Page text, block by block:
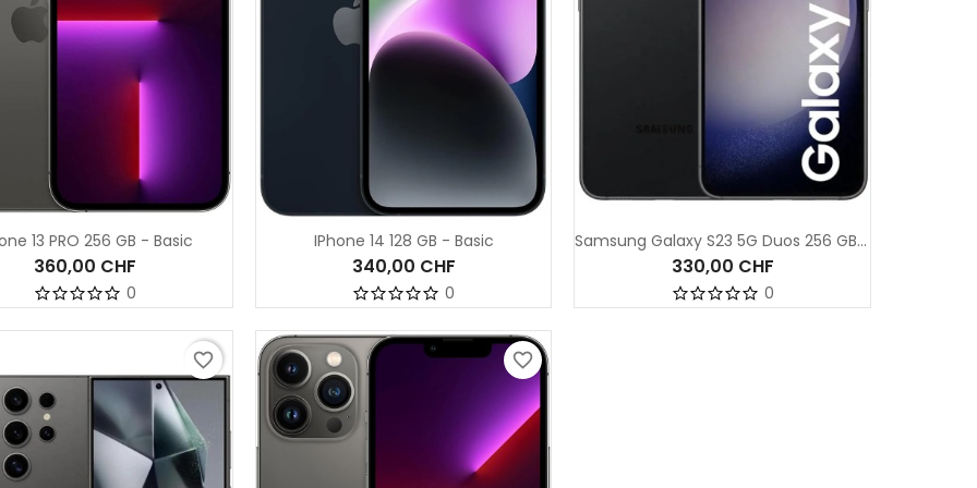
13 PRO 256 GB - Basic
360,00 CHF
0
IPhone 14 128 GB - Basic
340,00 CHF
0
Samsung Galaxy S23 5G Duos 256 GB - Basic
330,00 CHF
0
favorite_border favorite_border